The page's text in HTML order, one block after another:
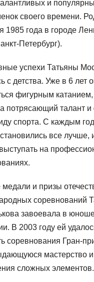
и
своего времени.
1985 года в городе
Петербург).
успехи Татьяны
с детства. Уже в 6 лет
фигурным катанием,
потрясающий талант и
спорта. С каждым
все лучше,
на
и призы
соревнований
завоевала в
В 2003 году ей
соревнования Гран-
мастерство и
сложных элементов.